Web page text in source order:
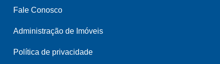
Fale Conosco
Administração de Imóveis
Política de privacidade